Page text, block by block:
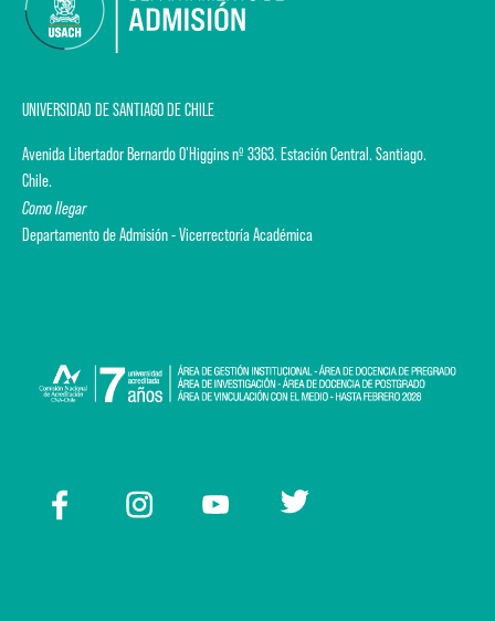
UNIVERSIDAD DE SANTIAGO DE CHILE
Avenida Libertador Bernardo O'Higgins nº 3363. Estación Central. Santiago.
Chile.
Como llegar
Departamento de Admisión - Vicerrectoría Académica